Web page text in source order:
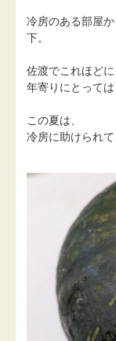
冷房のある部屋
下。
佐渡でこれほどに
年寄りにとっては
この夏は、
冷房に助けられ